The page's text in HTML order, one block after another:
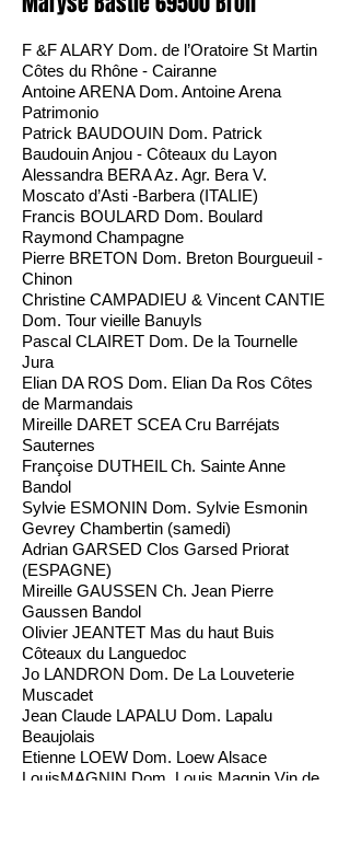
F &F ALARY Dom. de l’Oratoire St Martin
Côtes du Rhône - Cairanne
Antoine ARENA Dom. Antoine Arena
Patrimonio
Patrick BAUDOUIN Dom. Patrick
Baudouin Anjou - Côteaux du Layon
Alessandra BERA Az. Agr. Bera V.
Moscato d’Asti -Barbera (ITALIE)
Francis BOULARD Dom. Boulard
Raymond Champagne
Pierre BRETON Dom. Breton Bourgueuil -
Chinon
Christine CAMPADIEU & Vincent CANTIE
Dom. Tour vieille Banuyls
Pascal CLAIRET Dom. De la Tournelle
Jura
Elian DA ROS Dom. Elian Da Ros Côtes
de Marmandais
Mireille DARET SCEA Cru Barréjats
Sauternes
Françoise DUTHEIL Ch. Sainte Anne
Bandol
Sylvie ESMONIN Dom. Sylvie Esmonin
Gevrey Chambertin (samedi)
Adrian GARSED Clos Garsed Priorat
(ESPAGNE)
Mireille GAUSSEN Ch. Jean Pierre
Gaussen Bandol
Olivier JEANTET Mas du haut Buis
Côteaux du Languedoc
Jo LANDRON Dom. De La Louveterie
Muscadet
Jean Claude LAPALU Dom. Lapalu
Beaujolais
Etienne LOEW Dom. Loew Alsace
LouisMAGNIN Dom. Louis Magnin Vin de